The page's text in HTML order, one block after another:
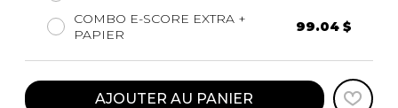
COMBO E-SCORE EXTRA +
PAPIER
99.04 $
AJOUTER AU PANIER